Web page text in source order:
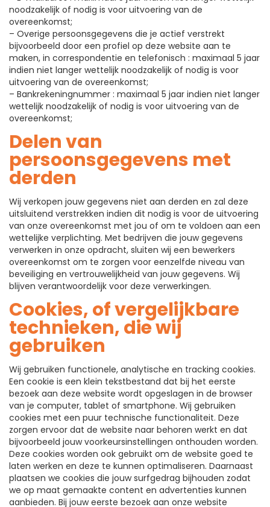
noodzakelijk of nodig is voor uitvoering van de
overeenkomst;
– Overige persoonsgegevens die je actief verstrekt
bijvoorbeeld door een profiel op deze website aan te
maken, in correspondentie en telefonisch : maximaal 5 jaar
indien niet langer wettelijk noodzakelijk of nodig is voor
uitvoering van de overeenkomst;
– Bankrekeningnummer : maximaal 5 jaar indien niet langer
wettelijk noodzakelijk of nodig is voor uitvoering van de
overeenkomst;
Delen van
persoonsgegevens met
derden
Wij verkopen jouw gegevens niet aan derden en zal deze
uitsluitend verstrekken indien dit nodig is voor de uitvoering
van onze overeenkomst met jou of om te voldoen aan een
wettelijke verplichting. Met bedrijven die jouw gegevens
verwerken in onze opdracht, sluiten wij een bewerkers
overeenkomst om te zorgen voor eenzelfde niveau van
beveiliging en vertrouwelijkheid van jouw gegevens. Wij
blijven verantwoordelijk voor deze verwerkingen.
Cookies, of vergelijkbare
technieken, die wij
gebruiken
Wij gebruiken functionele, analytische en tracking cookies.
Een cookie is een klein tekstbestand dat bij het eerste
bezoek aan deze website wordt opgeslagen in de browser
van je computer, tablet of smartphone. Wij gebruiken
cookies met een puur technische functionaliteit. Deze
zorgen ervoor dat de website naar behoren werkt en dat
bijvoorbeeld jouw voorkeursinstellingen onthouden worden.
Deze cookies worden ook gebruikt om de website goed te
laten werken en deze te kunnen optimaliseren. Daarnaast
plaatsen we cookies die jouw surfgedrag bijhouden zodat
we op maat gemaakte content en advertenties kunnen
aanbieden. Bij jouw eerste bezoek aan onze website